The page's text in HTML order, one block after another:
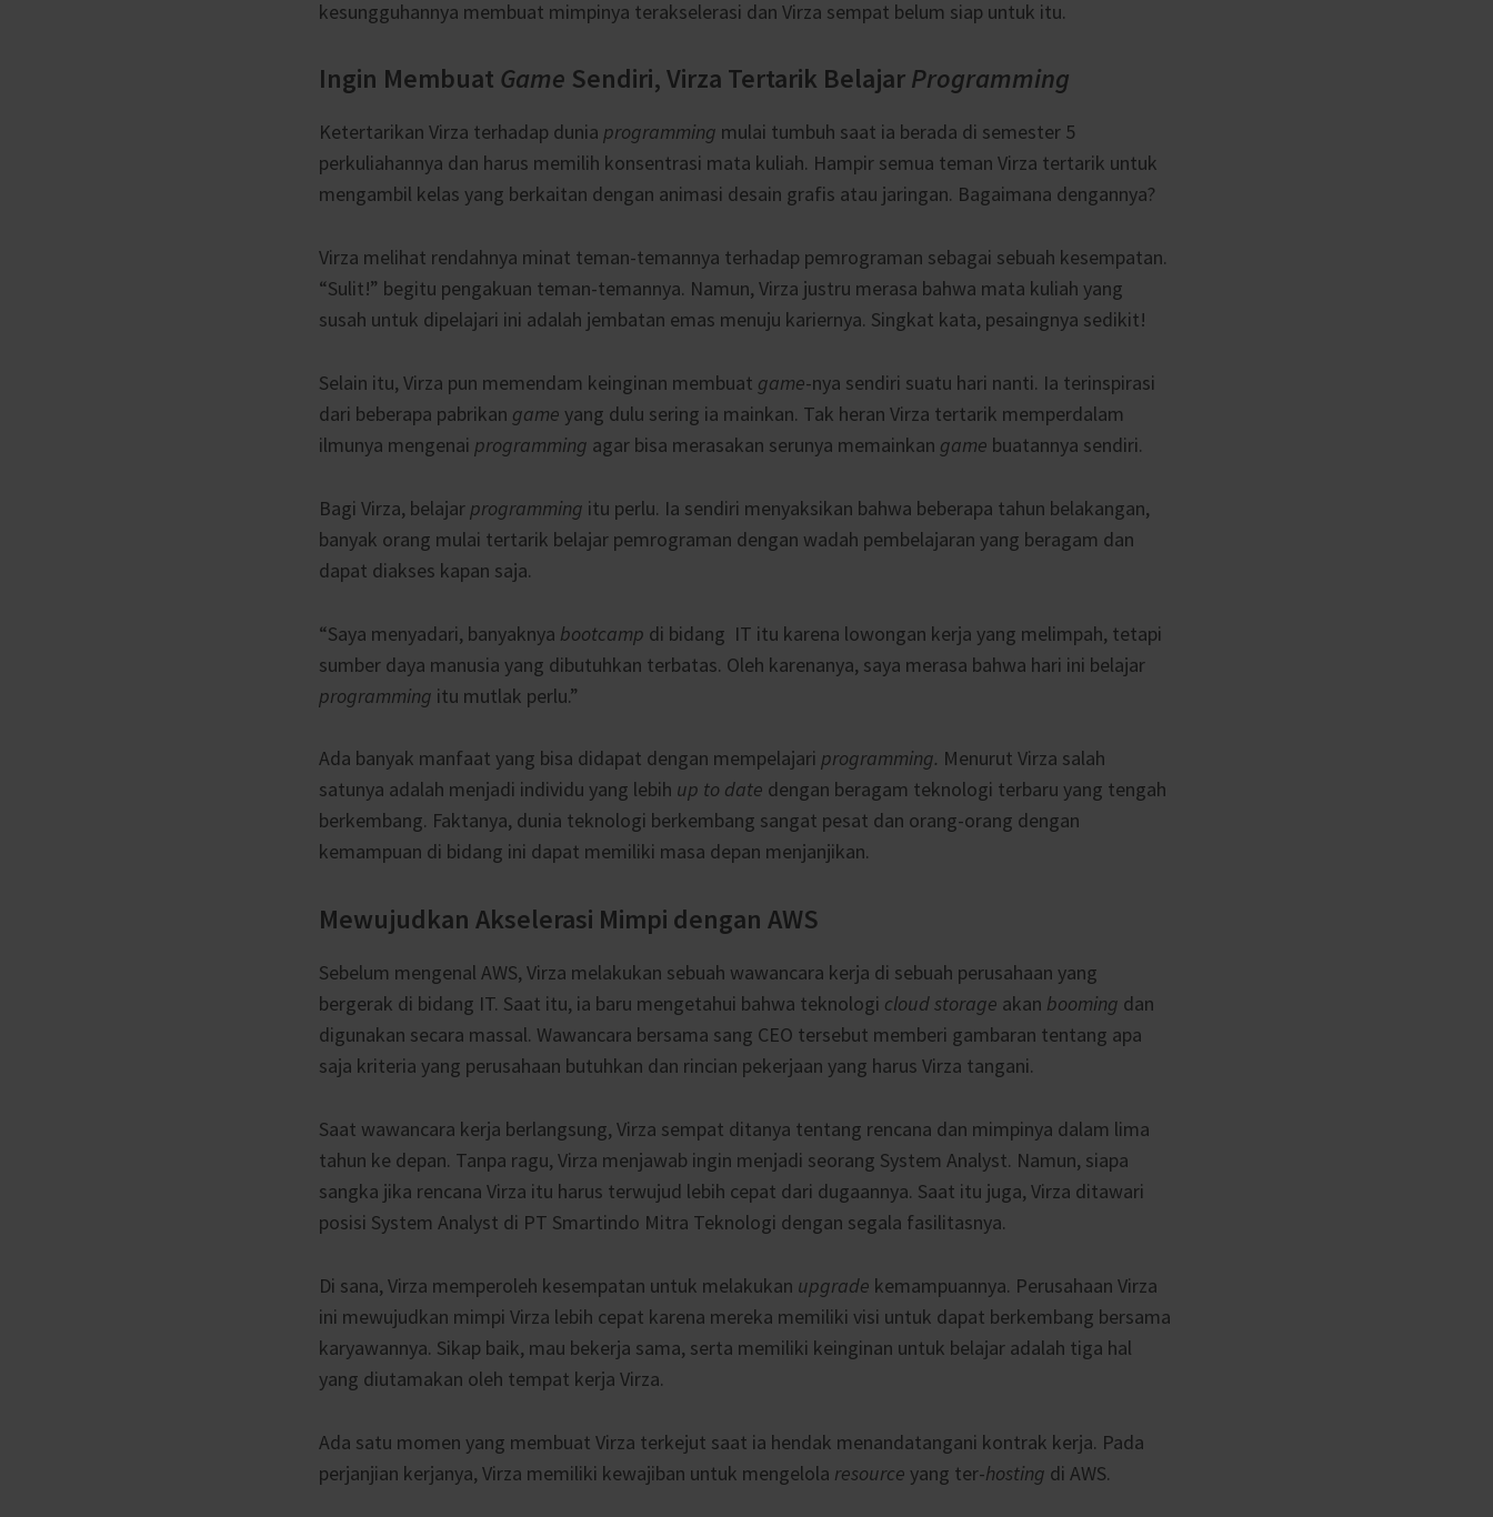
kesungguhannya membuat mimpinya terakselerasi dan Virza sempat belum siap untuk itu.
Ingin Membuat Game Sendiri, Virza Tertarik BelajarProgramming
Ketertarikan Virza terhadap dunia programming mulai tumbuh saat ia berada di semester 5
perkuliahannya dan harus memilih konsentrasi mata kuliah. Hampir semua teman Virza tertarik untuk
mengambil kelas yang berkaitan dengan animasi desain grafis atau jaringan. Bagaimana dengannya?
Virza melihat rendahnya minat teman-temannya terhadap pemrograman sebagai sebuah kesempatan.
“Sulit!” begitu pengakuan teman-temannya. Namun, Virza justru merasa bahwa mata kuliah yang
susah untuk dipelajari ini adalah jembatan emas menuju kariernya. Singkat kata, pesaingnya sedikit!
Selain itu, Virza pun memendam keinginan membuat game-nya sendiri suatu hari nanti. Ia terinspirasi
dari beberapa pabrikan game yang dulu sering ia mainkan. Tak heran Virza tertarik memperdalam
ilmunya mengenai programming agar bisa merasakan serunya memainkan game buatannya sendiri.
Bagi Virza, belajar programming itu perlu. Ia sendiri menyaksikan bahwa beberapa tahun belakangan,
banyak orang mulai tertarik belajar pemrograman dengan wadah pembelajaran yang beragam dan
dapat diakses kapan saja.
“Saya menyadari, banyaknya bootcamp di bidang IT itu karena lowongan kerja yang melimpah, tetapi
sumber daya manusia yang dibutuhkan terbatas. Oleh karenanya, saya merasa bahwa hari ini belajar
programming itu mutlak perlu.”
Ada banyak manfaat yang bisa didapat dengan mempelajari programming. Menurut Virza salah
satunya adalah menjadi individu yang lebih up to date dengan beragam teknologi terbaru yang tengah
berkembang. Faktanya, dunia teknologi berkembang sangat pesat dan orang-orang dengan
kemampuan di bidang ini dapat memiliki masa depan menjanjikan.
Mewujudkan Akselerasi Mimpi dengan AWS
Sebelum mengenal AWS, Virza melakukan sebuah wawancara kerja di sebuah perusahaan yang
bergerak di bidang IT. Saat itu, ia baru mengetahui bahwa teknologi cloud storage akan booming dan
digunakan secara massal. Wawancara bersama sang CEO tersebut memberi gambaran tentang apa
saja kriteria yang perusahaan butuhkan dan rincian pekerjaan yang harus Virza tangani.
Saat wawancara kerja berlangsung, Virza sempat ditanya tentang rencana dan mimpinya dalam lima
tahun ke depan. Tanpa ragu, Virza menjawab ingin menjadi seorang System Analyst. Namun, siapa
sangka jika rencana Virza itu harus terwujud lebih cepat dari dugaannya. Saat itu juga, Virza ditawari
posisi System Analyst di PT Smartindo Mitra Teknologi dengan segala fasilitasnya.
Di sana, Virza memperoleh kesempatan untuk melakukan upgrade kemampuannya. Perusahaan Virza
ini mewujudkan mimpi Virza lebih cepat karena mereka memiliki visi untuk dapat berkembang bersama
karyawannya. Sikap baik, mau bekerja sama, serta memiliki keinginan untuk belajar adalah tiga hal
yang diutamakan oleh tempat kerja Virza.
Ada satu momen yang membuat Virza terkejut saat ia hendak menandatangani kontrak kerja. Pada
perjanjian kerjanya, Virza memiliki kewajiban untuk mengelola resource yang ter-hosting di AWS.